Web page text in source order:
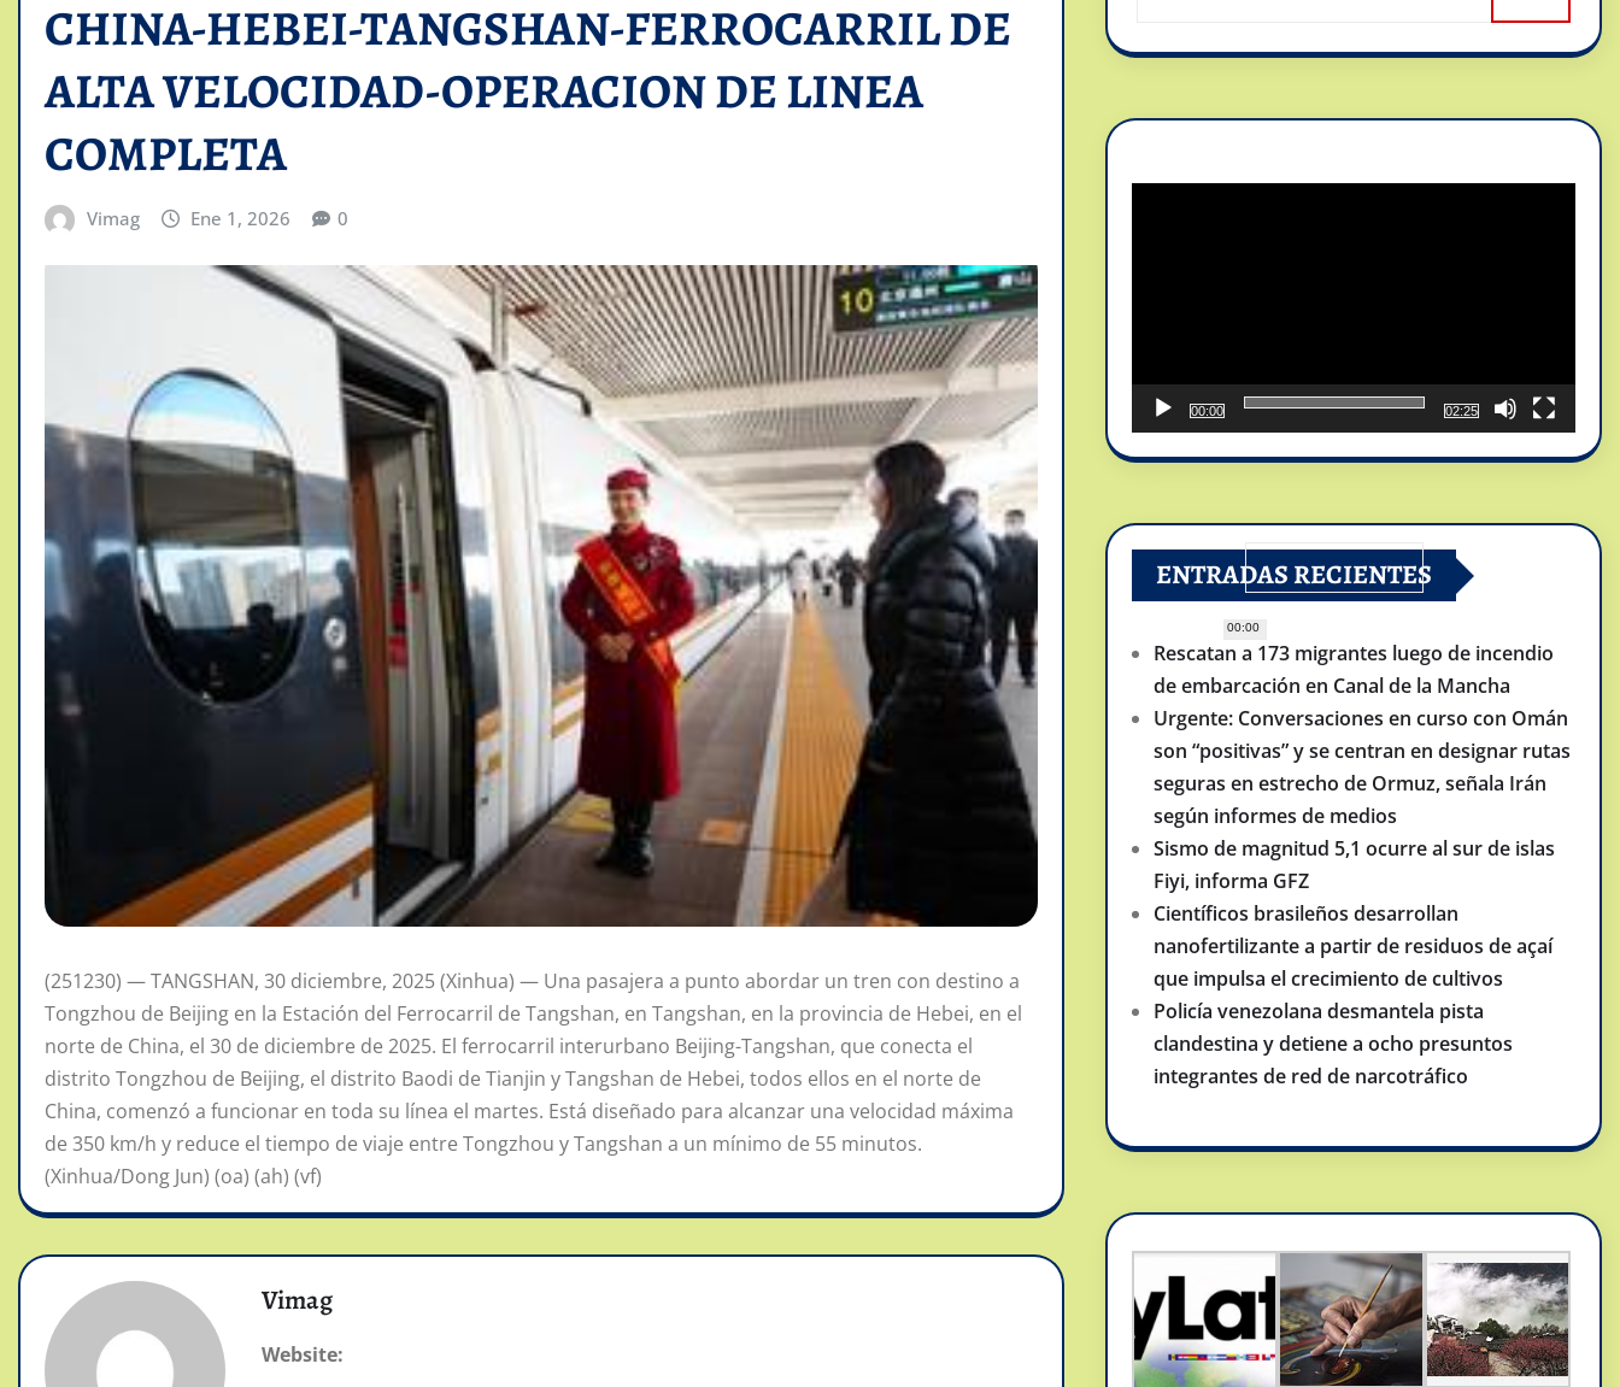
CHINA-HEBEI-TANGSHAN-FERROCARRIL DE
ALTA VELOCIDAD-OPERACION DE LINEA
COMPLETA
Vimag Ene 1, 2026 0
(251230) — TANGSHAN, 30 diciembre, 2025 (Xinhua) — Una pasajera a punto abordar un tren con destino a
Tongzhou de Beijing en la Estación del Ferrocarril de Tangshan, en Tangshan, en la provincia de Hebei, en el
norte de China, el 30 de diciembre de 2025. El ferrocarril interurbano Beijing-Tangshan, que conecta el
distrito Tongzhou de Beijing, el distrito Baodi de Tianjin y Tangshan de Hebei, todos ellos en el norte de
China, comenzó a funcionar en toda su línea el martes. Está diseñado para alcanzar una velocidad máxima
de 350 km/h y reduce el tiempo de viaje entre Tongzhou y Tangshan a un mínimo de 55 minutos.
(Xinhua/Dong Jun) (oa) (ah) (vf)
Vimag
Website:
00:00
00:00
02:25
ENTRADAS RECIENTES
Rescatan a 173 migrantes luego de incendio
de embarcación en Canal de la Mancha
Urgente: Conversaciones en curso con Omán
son “positivas” y se centran en designar rutas
seguras en estrecho de Ormuz, señala Irán
según informes de medios
Sismo de magnitud 5,1 ocurre al sur de islas
Fiyi, informa GFZ
Científicos brasileños desarrollan
nanofertilizante a partir de residuos de açaí
que impulsa el crecimiento de cultivos
Policía venezolana desmantela pista
clandestina y detiene a ocho presuntos
integrantes de red de narcotráfico